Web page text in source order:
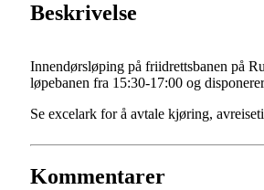
Beskrivelse
Innendørsløping på friidrettsbanen på
løpebanen fra 15:30-17:00 og
Se excelark for å avtale kjøring,
Kommentarer